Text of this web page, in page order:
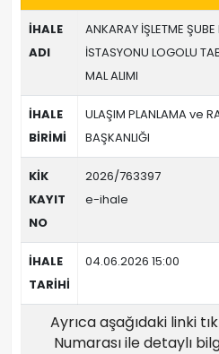
İHALE
ADI
ANKARAY İŞLETME
İSTASYONU LOGOLU
MAL ALIMI
İHALE
BİRİMİ
ULAŞIM PLANLAMA ve
BAŞKANLIĞI
KİK
KAYIT
NO
2026/763397
e-ihale
İHALE
TARİHİ
04.06.2026 15:00
Ayrıca aşağıdaki linki
Numarası ile detaylı